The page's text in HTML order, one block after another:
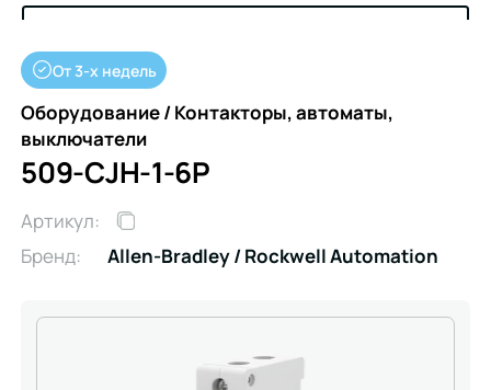
От 3-х недель
Оборудование / Контакторы, автоматы,
выключатели
509-CJH-1-6P
Артикул:
Бренд:
Allen-Bradley / Rockwell Automation